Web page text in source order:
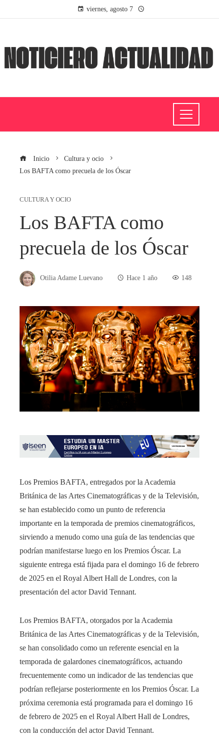
viernes, agosto 7
Inicio
Cultura y ocio
Los BAFTA como precuela de los Óscar
CULTURA Y OCIO
Los BAFTA como
precuela de los Óscar
Otilia Adame Luevano Hace 1 año 148
Los Premios BAFTA, entregados por la Academia
Británica de las Artes Cinematográficas y de la Televisión,
se han establecido como un punto de referencia
importante en la temporada de premios cinematográficos,
sirviendo a menudo como una guía de las tendencias que
podrían manifestarse luego en los Premios Óscar. La
siguiente entrega está fijada para el domingo 16 de febrero
de 2025 en el Royal Albert Hall de Londres, con la
presentación del actor David Tennant.
Los Premios BAFTA, otorgados por la Academia
Británica de las Artes Cinematográficas y de la Televisión,
se han consolidado como un referente esencial en la
temporada de galardones cinematográficos, actuando
frecuentemente como un indicador de las tendencias que
podrían reflejarse posteriormente en los Premios Óscar. La
próxima ceremonia está programada para el domingo 16
de febrero de 2025 en el Royal Albert Hall de Londres,
con la conducción del actor David Tennant.